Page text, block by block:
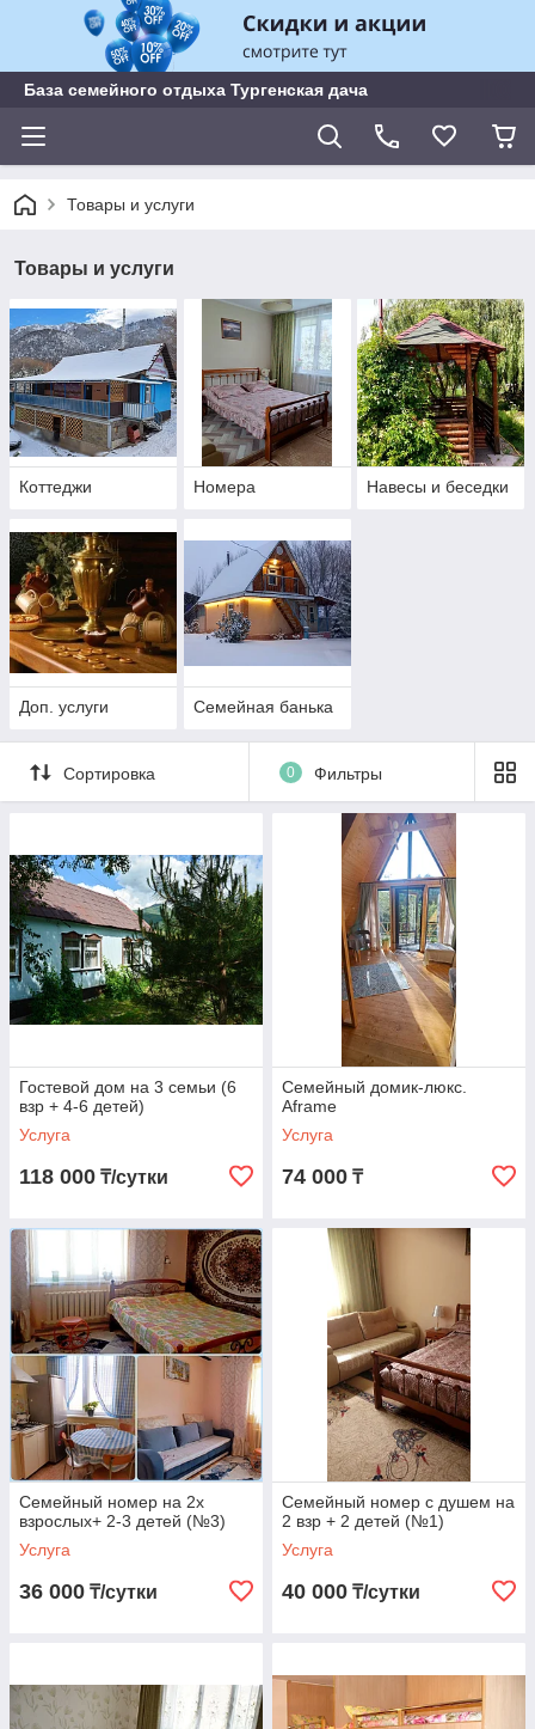
База семейного отдыха Тургенская дача
Товары и услуги
Товары и услуги
Коттеджи Номера Навесы и беседки
Доп. услуги Семейная банька
Сортировка 0 Фильтры
Гостевой дом на 3 семьи (6
взр + 4-6 детей)
Услуга
118 000 ₸/сутки
Семейный домик-люкс.
Aframe
Услуга
74 000 ₸
Семейный номер на 2х
взрослых+ 2-3 детей (№3)
Услуга
36 000 ₸/сутки
Семейный номер с душем на
2 взр + 2 детей (№1)
Услуга
40 000 ₸/сутки